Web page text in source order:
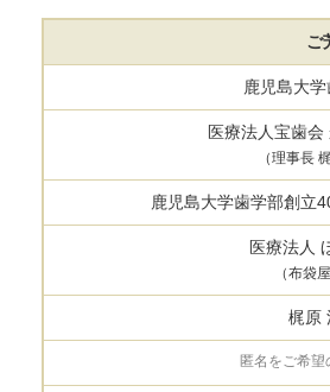
ご
鹿児島大
医療法人宝歯
（理事長
鹿児島大学歯学部創立
医療法人
（布袋
梶原
匿名をご希望